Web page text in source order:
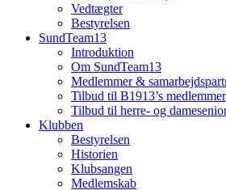
Vedtægter
Bestyrelsen
SundTeam13
Introduktion
Om SundTeam13
Medlemmer &
Tilbud til B1913’s medlemmer
Tilbud til herre- og
Klubben
Bestyrelsen
Historien
Klubsangen
Medlemskab